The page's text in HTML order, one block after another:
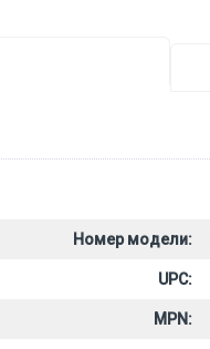
Номер модели:
UPC:
MPN: